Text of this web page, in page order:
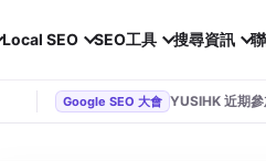
Local SEO SEO工具 搜尋資訊
Google SEO 大會